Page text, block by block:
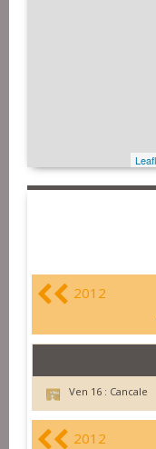
2012
Ven 16 : Cancale
2012